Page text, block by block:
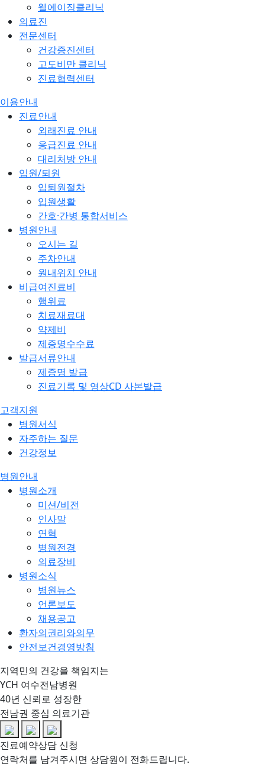
웰에이징클리닉
의료진
전문센터
건강증진센터
고도비만 클리닉
진료협력센터
이용안내
진료안내
외래진료 안내
응급진료 안내
대리처방 안내
입원/퇴원
입퇴원절차
입원생활
간호·간병 통합서비스
병원안내
오시는 길
주차안내
원내위치 안내
비급여진료비
행위료
치료재료대
약제비
제증명수수료
발급서류안내
제증명 발급
진료기록 및 영상CD 사본발급
고객지원
병원서식
자주하는 질문
건강정보
병원안내
병원소개
미션/비전
인사말
연혁
병원전경
의료장비
병원소식
병원뉴스
언론보도
채용공고
환자의권리와의무
안전보건경영방침
지역민의 건강을 책임지는
YCH 여수전남병원
40년 신뢰로 성장한
전남권 중심 의료기관
진료예약상담 신청
연락처를 남겨주시면 상담원이 전화드립니다.